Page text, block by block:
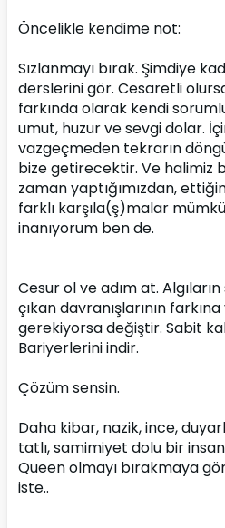
Öncelikle kendime not:
Sızlanmayı bırak. Şimdiye
derslerini gör. Cesaretli
farkında olarak kendi
umut, huzur ve sevgi dolar.
vazgeçmeden tekrarın
bize getirecektir. Ve halimiz
zaman yaptığımızdan,
farklı karşıla(ş)malar
inanıyorum ben de.
Cesur ol ve adım at.
çıkan davranışlarının
gerekiyorsa değiştir. Sabit
Bariyerlerini indir.
Çözüm sensin.
Daha kibar, nazik, ince,
tatlı, samimiyet dolu bir
Queen olmayı bırakmaya
iste..